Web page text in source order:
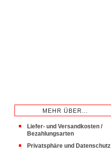
MEHR ÜBER...
Liefer- und Versandkosten /
Bezahlungsarten
Privatsphäre und Datenschutz